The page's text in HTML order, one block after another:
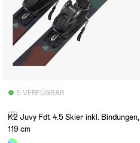
5 VERFÜGBAR
(0)
K2 Juvy Fdt 4.5 Skier inkl. Bindungen,
119 cm